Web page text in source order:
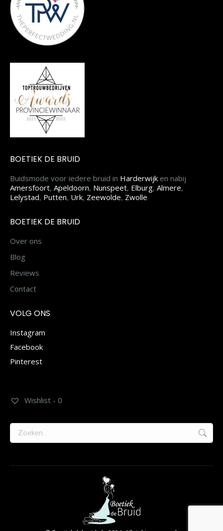
BOETIEK DE BRUID
Buidsmode voor iedere bruid in Harderwijk en nabij
Amersfoort, Apeldoorn, Nunspeet, Elburg, Almere,
Lelystad, Putten, Urk, Zeewolde, Zwolle
BOETIEK DE BRUID
Over ons
Blog
Reviews
Contact
VOLG ONS
Instagram
Facebook
Pinterest
Wishlist - 0
Zoeken: